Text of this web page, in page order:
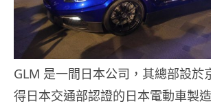
GLM 是一間日本公司，其總部設於
得日本交通部認證的日本電動車製